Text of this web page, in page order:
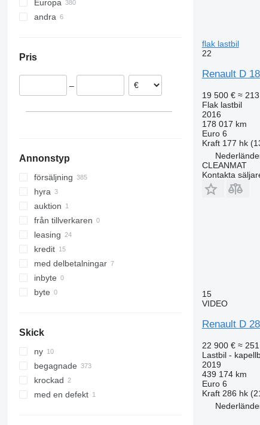
Midlum 280
Premium 320
Premium 385
Premium 440
Premium 450
Premium Lander
Europa
Spanien
Ungern
Tyskland
andra
Pris
–
Annonstyp
försäljning
hyra
auktion
från tillverkaren
leasing
kredit
med delbetalningar
inbyte
byte
Skick
ny
begagnade
krockad
med en defekt
flak lastbil
22
Renault D
19 500 € ≈
Flak lastbil
2016
178 017 km
Euro 6
Kraft 177 hk
CLEANMAT
Kontakta
15
VIDEO
Renault D
22 900 € ≈
Lastbil -
2019
439 174 km
Euro 6
Kraft 286 hk